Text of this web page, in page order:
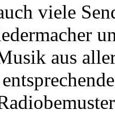
viele
aus